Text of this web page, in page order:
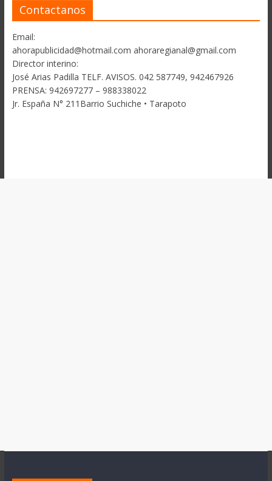
Contactanos
Email:
ahorapublicidad@hotmail.com ahoraregianal@gmail.com
Director interino:
José Arias Padilla TELF. AVISOS. 042 587749, 942467926
PRENSA: 942697277 – 988338022
Jr. España N° 211Barrio Suchiche • Tarapoto